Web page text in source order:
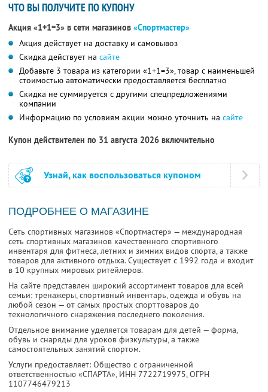
ЧТО ВЫ ПОЛУЧИТЕ ПО КУПОНУ
Акция «1+1=3» в сети магазинов «Спортмастер»
Акция действует на доставку и самовывоз
Скидка действует на сайте
Добавьте 3 товара из категории «1+1=3», товар с наименьшей
стоимостью автоматически предоставляется бесплатно
Скидка не суммируется с другими спецпредложениями
компании
Информацию по условиям акции можно уточнить на сайте
Купон действителен по 31 августа 2026 включительно
Узнай, как воспользоваться купоном
ПОДРОБНЕЕ О МАГАЗИНЕ
Сеть спортивных магазинов «Спортмастер» — международная
сеть спортивных магазинов качественного спортивного
инвентаря для фитнеса, летних и зимних видов спорта, а также
товаров для активного отдыха. Существует с 1992 года и входит
в 10 крупных мировых ритейлеров.
На сайте представлен широкий ассортимент товаров для всей
семьи: тренажеры, спортивный инвентарь, одежда и обувь на
любой сезон — от самых простых спорттоваров до
технологичного снаряжения последнего поколения.
Отдельное внимание уделяется товарам для детей — форма,
обувь и снаряды для уроков физкультуры, а также
самостоятельных занятий спортом.
Услуги предоставляет: Общество с ограниченной
ответственностью «СПАРТА», ИНН 7722719975, ОГРН
1107746479213